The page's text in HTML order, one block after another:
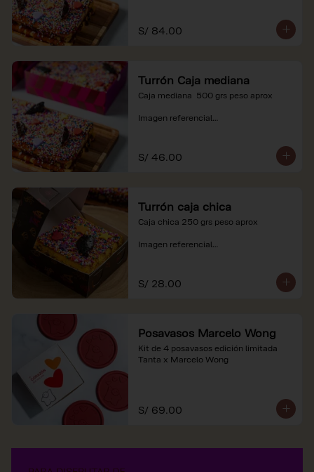
S/ 84.00
Turrón Caja mediana
Caja mediana  500 grs peso aprox
Imagen referencial
soles e incluyen impuestos de ley y
recargo al consumo.
S/ 46.00
Turrón caja chica
Caja chica 250 grs peso aprox
Imagen referencial
soles e incluyen impuestos de ley y
recargo al consumo.
S/ 28.00
Posavasos Marcelo Wong
Kit de 4 posavasos edición limitada
Tanta x Marcelo Wong
S/ 69.00